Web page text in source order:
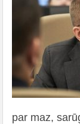
par maz,